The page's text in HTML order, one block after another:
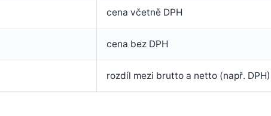
cena včetně DPH
cena bez DPH
rozdíl mezi brutto a netto (např. DPH)